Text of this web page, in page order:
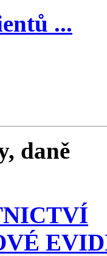
...
daně